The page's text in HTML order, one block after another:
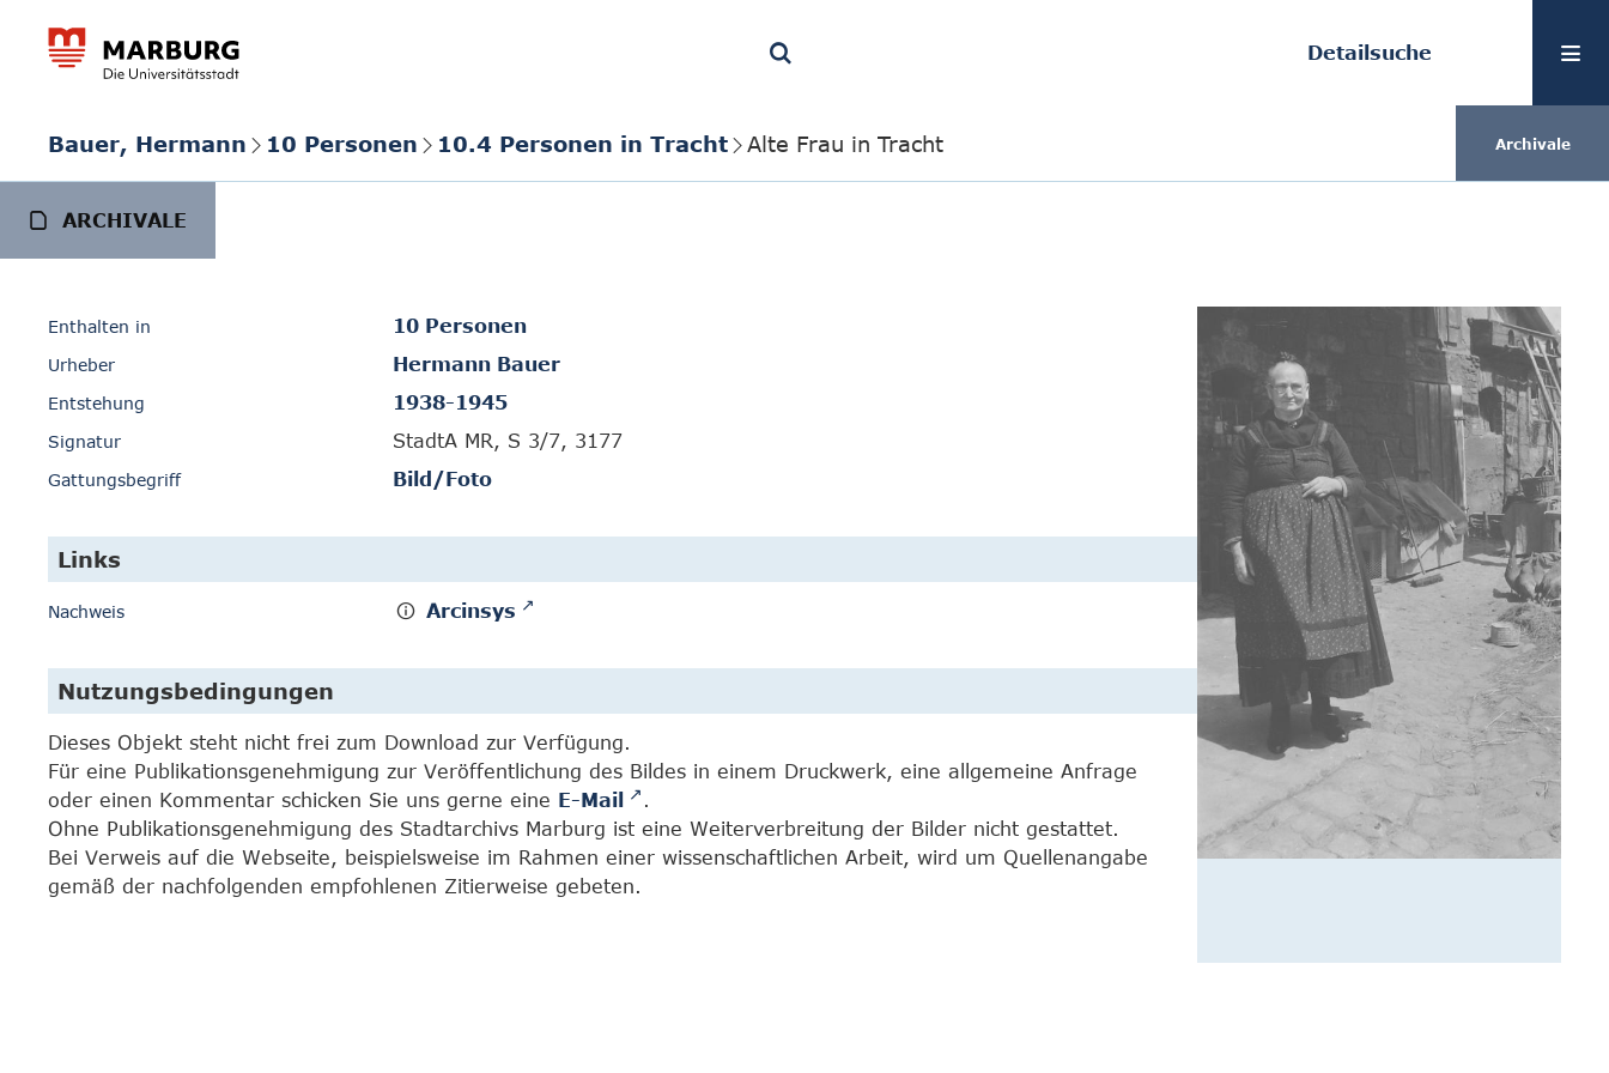
Detailsuche
Bauer, Hermann 10 Personen 10.4 Personen in Tracht Alte Frau in Tracht Archivale
ARCHIVALE
Enthalten in 10 Personen
Urheber Hermann Bauer
Entstehung 1938-1945
Signatur StadtA MR, S 3/7, 3177
Gattungsbegriff Bild/Foto
Links
Nachweis Arcinsys
Nutzungsbedingungen
Dieses Objekt steht nicht frei zum Download zur Verfügung.
Für eine Publikationsgenehmigung zur Veröffentlichung des Bildes in einem Druckwerk, eine allgemeine Anfrage
oder einen Kommentar schicken Sie uns gerne eine E-Mail
.
Ohne Publikationsgenehmigung des Stadtarchivs Marburg ist eine Weiterverbreitung der Bilder nicht gestattet.
Bei Verweis auf die Webseite, beispielsweise im Rahmen einer wissenschaftlichen Arbeit, wird um Quellenangabe
gemäß der nachfolgenden empfohlenen Zitierweise gebeten.